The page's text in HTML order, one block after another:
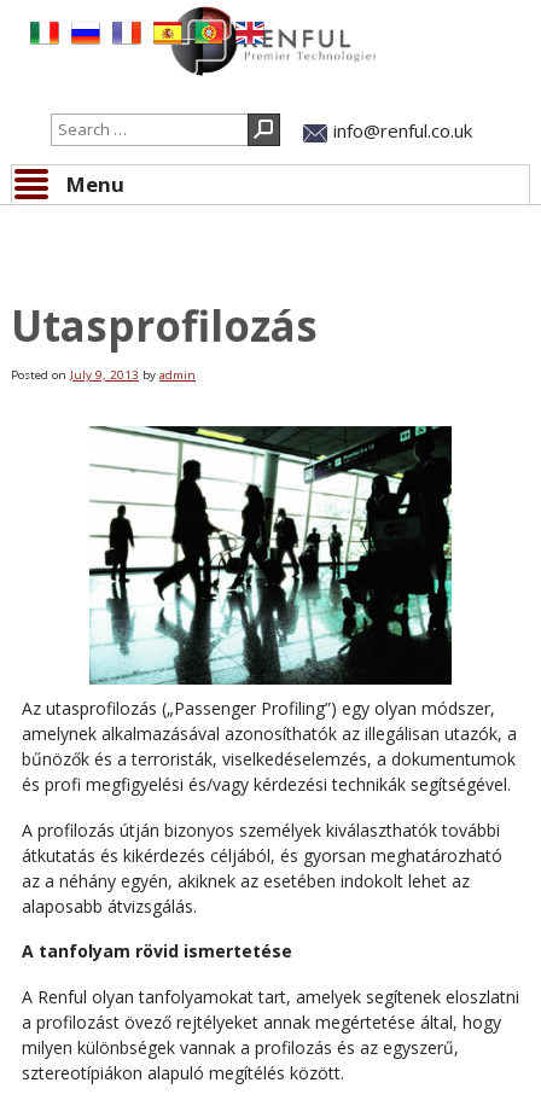
Search info@renful.co.uk
Menu
Utasprofilozás
Posted on July 9, 2013 by admin
Az utasprofilozás („Passenger Profiling”) egy olyan módszer,
amelynek alkalmazásával azonosíthatók az illegálisan utazók, a
bűnözők és a terroristák, viselkedéselemzés, a dokumentumok
és profi megfigyelési és/vagy kérdezési technikák segítségével.
A profilozás útján bizonyos személyek kiválaszthatók további
átkutatás és kikérdezés céljából, és gyorsan meghatározható
az a néhány egyén, akiknek az esetében indokolt lehet az
alaposabb átvizsgálás.
A tanfolyam rövid ismertetése
A Renful olyan tanfolyamokat tart, amelyek segítenek eloszlatni
a profilozást övező rejtélyeket annak megértetése által, hogy
milyen különbségek vannak a profilozás és az egyszerű,
sztereotípiákon alapuló megítélés között.